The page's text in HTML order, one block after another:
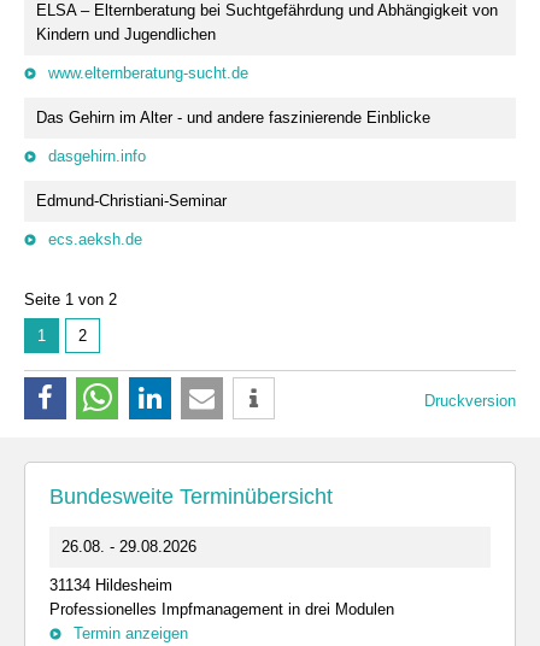
ELSA – Elternberatung bei Suchtgefährdung und Abhängigkeit von
Kindern und Jugendlichen
www.elternberatung-sucht.de
Das Gehirn im Alter - und andere faszinierende Einblicke
dasgehirn.info
Edmund-Christiani-Seminar
ecs.aeksh.de
Seite 1 von 2
1
2
Druckversion
Bundesweite Terminübersicht
26.08. - 29.08.2026
31134 Hildesheim
Professionelles Impfmanagement in drei Modulen
Termin anzeigen